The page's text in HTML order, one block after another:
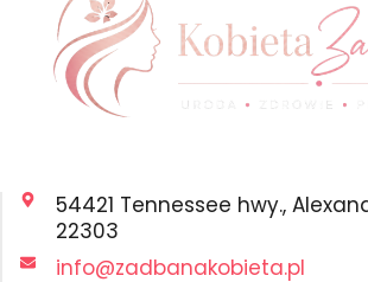
54421 Tennessee hwy.,
22303
info@zadbanakobieta.pl